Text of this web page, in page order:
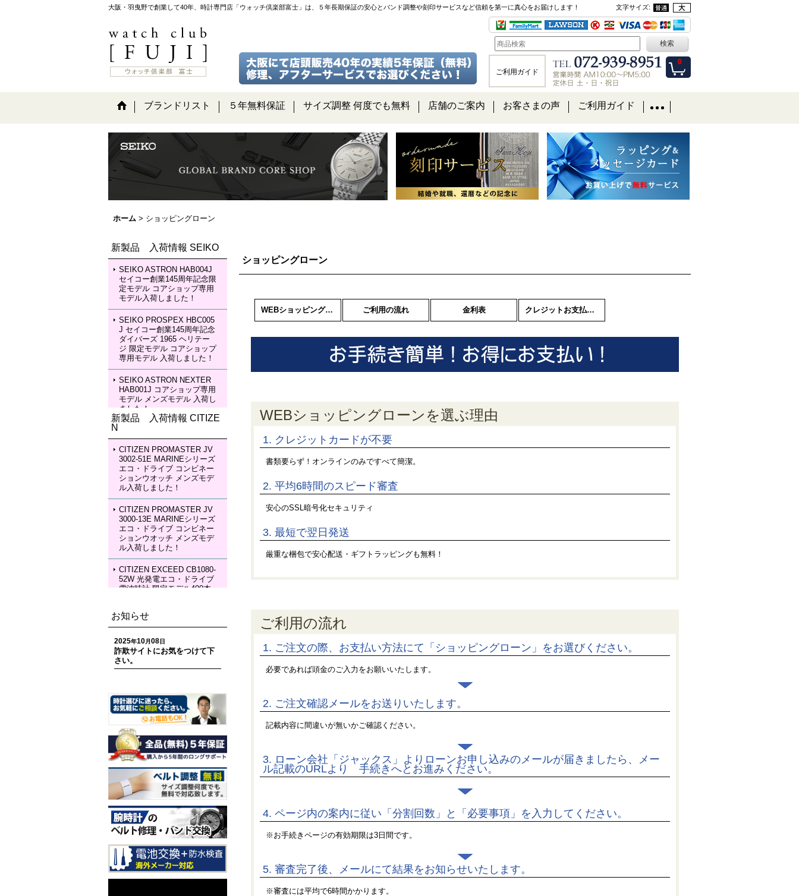
大阪・羽曳野で創業して40年、時計専門店「ウォッチ倶楽部富士」は、５年長期保証の安心とバンド調整や刻印サービスなど信頼を第一に真心をお届けします！ 文字サイズ:
0
ご利用ガイド
ブランドリスト ５年無料保証 サイズ調整 何度でも無料 店舗のご案内 お客さまの声 ご利用ガイド
ホーム > ショッピングローン
新製品 入荷情報 SEIKO
SEIKO ASTRON HAB004J
セイコー創業145周年記念限
定モデル コアショップ専用
モデル入荷しました！
SEIKO PROSPEX HBC005
J セイコー創業145周年記念
ダイバーズ 1965 ヘリテー
ジ 限定モデル コアショップ
専用モデル 入荷しました！
SEIKO ASTRON NEXTER
HAB001J コアショップ専用
モデル メンズモデル 入荷し
ました！
HAB002J コアショップ専用
モデル メンズモデル 入荷し
ました！
SEIKO LUKIA HEA003J LU
KIA Grow with DAICHI MIU
RA Limited Edition レディー
スモデル 入荷しました！
SEIKO LUKIA HEA004J LU
KIA Grow with DAICHI MIU
RA Limited Edition メカニカ
ルウォッチ レディースモデ
ル 入荷しました！
新製品 入荷情報 CITIZE
N
CITIZEN PROMASTER JV
3002-51E MARINEシリーズ
エコ・ドライブ コンビネー
ションウオッチ メンズモデ
ル入荷しました！
CITIZEN PROMASTER JV
3000-13E MARINEシリーズ
エコ・ドライブ コンビネー
ションウオッチ メンズモデ
ル入荷しました！
CITIZEN EXCEED CB1080-
52W 光発電エコ・ドライブ
電波時計 限定モデル400本
CITIZEN EXCEED EC1120-
59W 光発電エコ・ドライブ
電波時計 限定モデル400本
ペアモデル レディースモデ
ル 入荷しました！
80H ACT Line 光発電エコ・
ドライブ GPS衛星電波時計
限定モデル 世界限定1,800
本 メンズモデル 入荷しまし
た！
CITIZEN ATTESA CC4078-
51E ACT Line LIGHT in BL
ACK Eco-Drive 50th Anniver
sary Edition メンズモデル
入荷しました！
CITIZEN EXCEED CB1147-
61E LIGHT in BLACK Eco-
Drive 50th Anniversary Editi
on メンズモデル 入荷しま
した！
CITIZEN ATTESA AT8384-5
お知らせ
2025年10月 08日
詐欺サイトにお気をつけて下
さい。
ショッピングローン
WEBショッピングローンを選ぶ理由 ご利用の流れ 金利表 クレジットお支払計算シミュレーション
WEBショッピングローンを選ぶ理由
1. クレジットカードが不要
書類要らず！オンラインのみですべて簡潔。
2. 平均6時間のスピード審査
安心のSSL暗号化セキュリティ
3. 最短で翌日発送
厳重な梱包で安心配送・ギフトラッピングも無料！
ご利用の流れ
1. ご注文の際、お支払い方法にて「ショッピングローン」をお選びください。
必要であれば頭金のご入力をお願いいたします。
2. ご注文確認メールをお送りいたします。
記載内容に間違いが無いかご確認ください。
3. ローン会社「ジャックス」よりローンお申し込みのメールが届きましたら、メー
ル記載のURLより 手続きへとお進みください。
4. ページ内の案内に従い「分割回数」と「必要事項」を入力してください。
※お手続きページの有効期限は3日間です。
5. 審査完了後、メールにて結果をお知らせいたします。
※審査には平均で6時間かかります。